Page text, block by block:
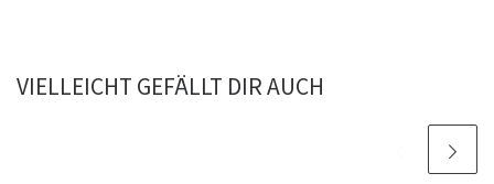
VIELLEICHT GEFÄLLT DIR AUCH